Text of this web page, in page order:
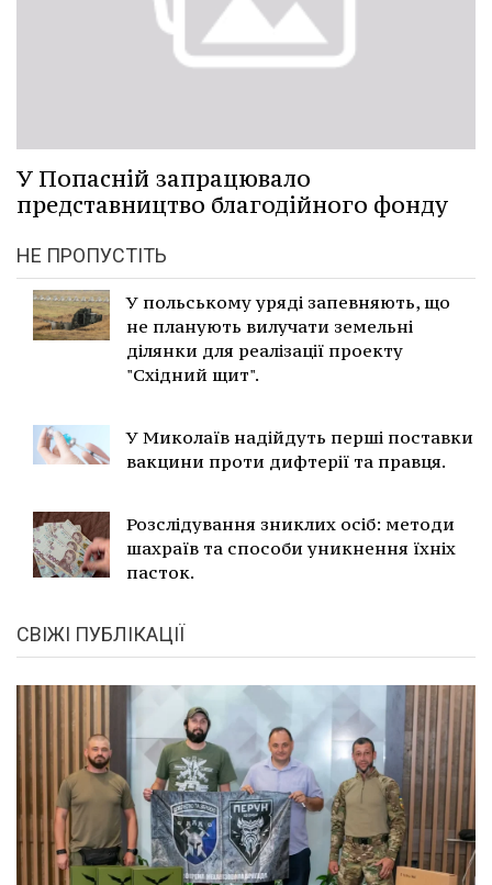
У Попасній запрацювало
представництво благодійного фонду
НЕ ПРОПУСТІТЬ
У польському уряді запевняють, що
не планують вилучати земельні
ділянки для реалізації проекту
"Східний щит".
У Миколаїв надійдуть перші поставки
вакцини проти дифтерії та правця.
Розслідування зниклих осіб: методи
шахраїв та способи уникнення їхніх
пасток.
СВІЖІ ПУБЛІКАЦІЇ